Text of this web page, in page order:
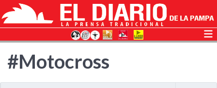
#Motocross